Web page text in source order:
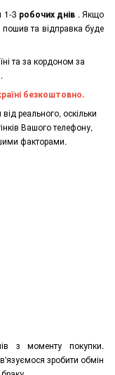
1-3 робочих днів . Якщо
та відправка буде
та за кордоном за
безкоштовно.
реального, оскільки
Вашого телефону,
факторами.
з моменту покупки.
зробити обмін